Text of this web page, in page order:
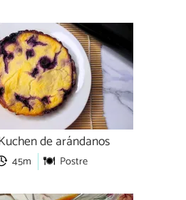
de arándanos
45m Postre